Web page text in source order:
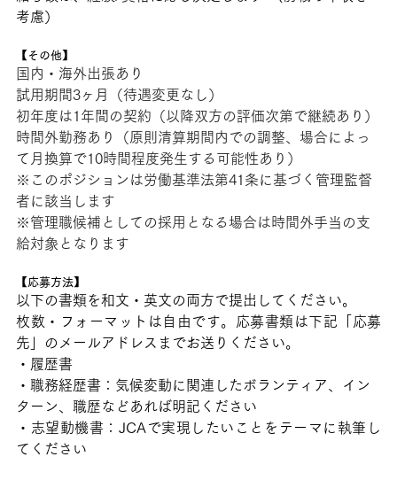
考慮）
【その他】
国内・海外出張あり
試用期間3ヶ月（待遇変更なし）
初年度は1年間の契約（以降双方の評価次第で継続あり）
時間外勤務あり（原則清算期間内での調整、場合によっ
て月換算で10時間程度発生する可能性あり）
※このポジションは労働基準法第41条に基づく管理監督
者に該当します
※管理職候補としての採用となる場合は時間外手当の支
給対象となります
【応募方法】
以下の書類を和文・英文の両方で提出してください。
枚数・フォーマットは自由です。応募書類は下記「応募
先」のメールアドレスまでお送りください。
・履歴書
・職務経歴書：気候変動に関連したボランティア、イン
ターン、職歴などあれば明記ください
・志望動機書：JCAで実現したいことをテーマに執筆し
てください